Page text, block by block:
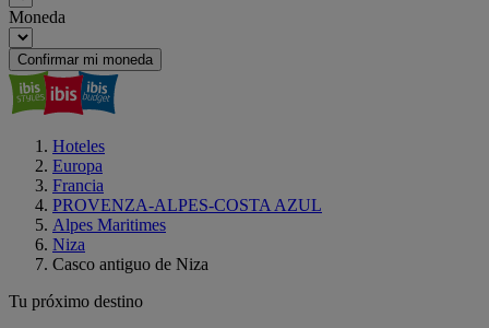
Moneda
Confirmar mi moneda
Hoteles
Europa
Francia
PROVENZA-ALPES-COSTA AZUL
Alpes Maritimes
Niza
Casco antiguo de Niza
Tu próximo destino